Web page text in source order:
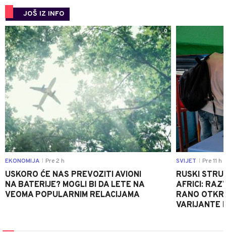
JOŠ IZ INFO
0
EKONOMIJA Pre 2 h
USKORO ĆE NAS PREVOZITI AVIONI
NA BATERIJE? MOGLI BI DA LETE NA
VEOMA POPULARNIM RELACIJAMA
SVIJET Pre 11 h
RUSKI
AFRICI:
RANO
VARIJANTE